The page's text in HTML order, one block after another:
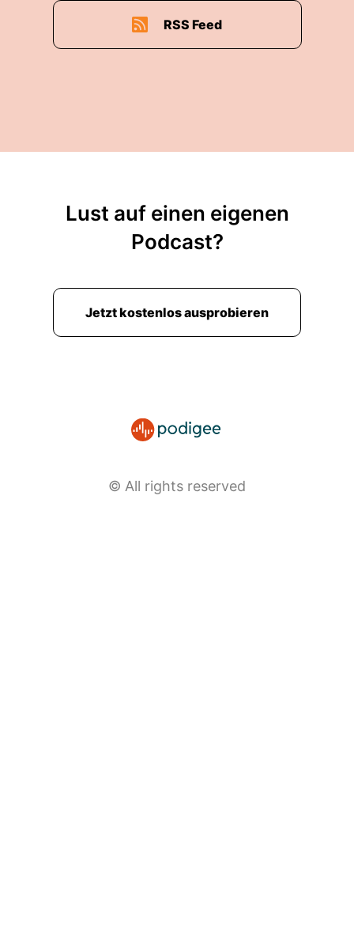
RSS Feed
Lust auf einen eigenen
Podcast?
Jetzt kostenlos ausprobieren
© All rights reserved